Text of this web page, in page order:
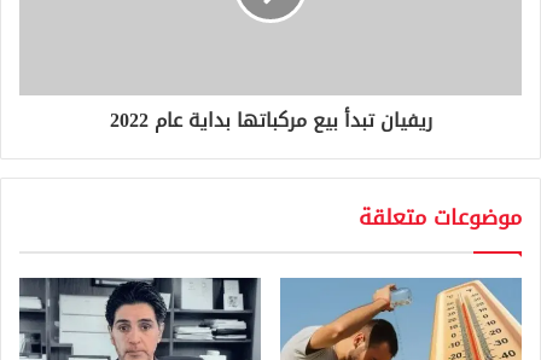
ريفيان تبدأ بيع مركباتها بداية عام 2022
موضوعات متعلقة